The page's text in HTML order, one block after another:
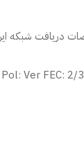
Ver FEC: 2/3